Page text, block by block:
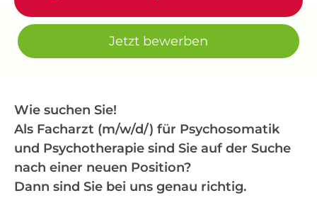
Jetzt bewerben
Wie suchen Sie!
Als Facharzt (m/w/d/) für Psychosomatik
und Psychotherapie sind Sie auf der Suche
nach einer neuen Position?
Dann sind Sie bei uns genau richtig.